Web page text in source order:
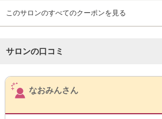
このサロンのすべてのクーポンを見る
サロンの口コミ
サロンPick Up
なおみんさん